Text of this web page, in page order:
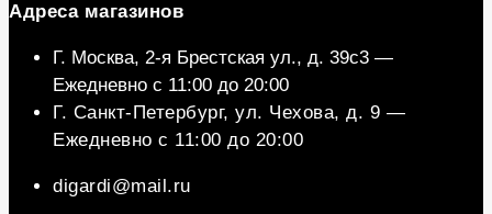
Aдреса магазинов
Г. Москва, 2-я Брестская ул., д. 39c3 —
Ежедневно с 11:00 до 20:00
Г. Санкт-Петербург, ул. Чехова, д. 9 —
Ежедневно с 11:00 до 20:00
digardi@mail.ru